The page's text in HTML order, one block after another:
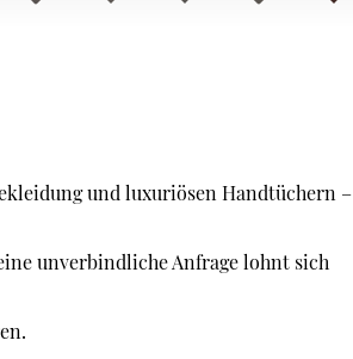
und luxuriösen Handtüchern –
unverbindliche Anfrage lohnt sich